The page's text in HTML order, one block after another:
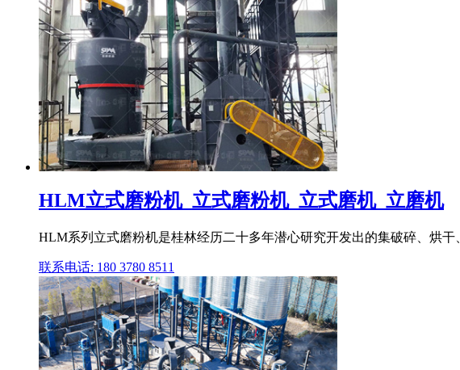
HLM立式磨粉机_立式磨粉机_立式磨机_立磨机
HLM系列立式磨粉机是桂林经历二十多年潜心研究开发出的集破碎、烘
联系电话: 180 3780 8511